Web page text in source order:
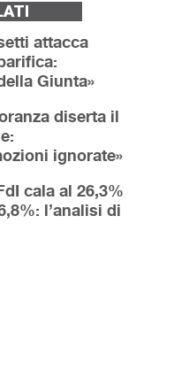
attacca
Giunta»
diserta il
ignorate»
cala al 26,3%
l’analisi di